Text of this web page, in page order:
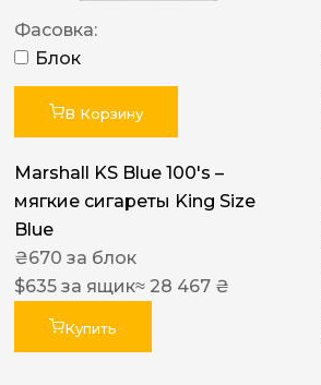
Фасовка:
Блок
В Корзину
Marshall KS Blue 100's –
мягкие сигареты King Size
Blue
₴670 за блок
$635 за ящик≈ 28 467 ₴
Купить